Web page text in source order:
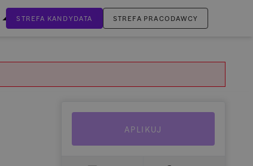
STREFA KANDYDATA STREFA PRACODAWCY
APLIKUJ